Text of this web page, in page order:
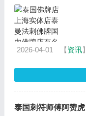
2026-04-01 【资讯】
泰国刺符师傅阿赞虎